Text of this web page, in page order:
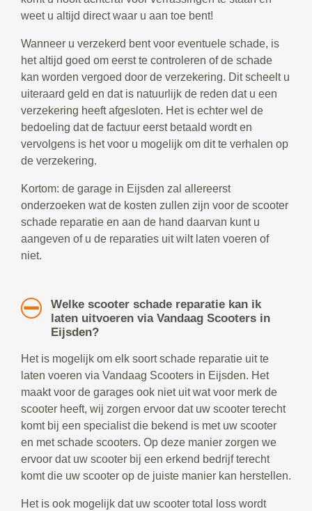
weet u altijd direct waar u aan toe bent!
Wanneer u verzekerd bent voor eventuele schade, is
het altijd goed om eerst te controleren of de schade
kan worden vergoed door de verzekering. Dit scheelt u
uiteraard geld en dat is natuurlijk de reden dat u een
verzekering heeft afgesloten. Het is echter wel de
bedoeling dat de factuur eerst betaald wordt en
vervolgens is het voor u mogelijk om dit te verhalen op
de verzekering.
Kortom: de garage in Eijsden zal allereerst
onderzoeken wat de kosten zullen zijn voor de scooter
schade reparatie en aan de hand daarvan kunt u
aangeven of u de reparaties uit wilt laten voeren of
niet.
Welke scooter schade reparatie kan ik
laten uitvoeren via Vandaag Scooters in
Eijsden?
Het is mogelijk om elk soort schade reparatie uit te
laten voeren via Vandaag Scooters in Eijsden. Het
maakt voor de garages ook niet uit wat voor merk de
scooter heeft, wij zorgen ervoor dat uw scooter terecht
komt bij een specialist die bekend is met uw scooter
en met schade scooters. Op deze manier zorgen we
ervoor dat uw scooter bij een erkend bedrijf terecht
komt die uw scooter op de juiste manier kan herstellen.
Het is ook mogelijk dat uw scooter total loss wordt